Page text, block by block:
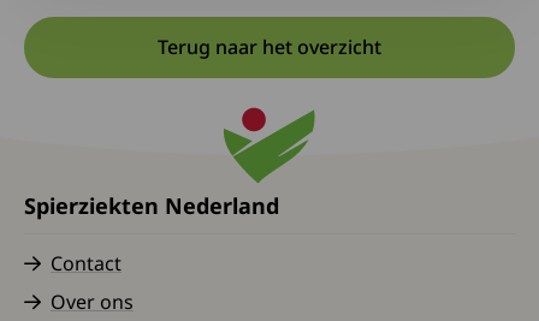
Terug naar het overzicht
Spierziekten Nederland
Contact
Over ons